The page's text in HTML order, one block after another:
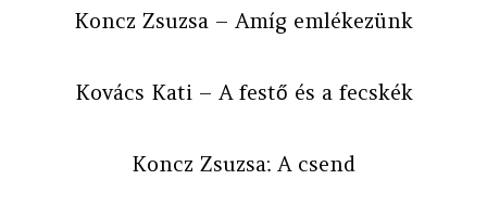
Koncz Zsuzsa – Amíg emlékezünk
Kovács Kati – A festő és a fecskék
Koncz Zsuzsa: A csend